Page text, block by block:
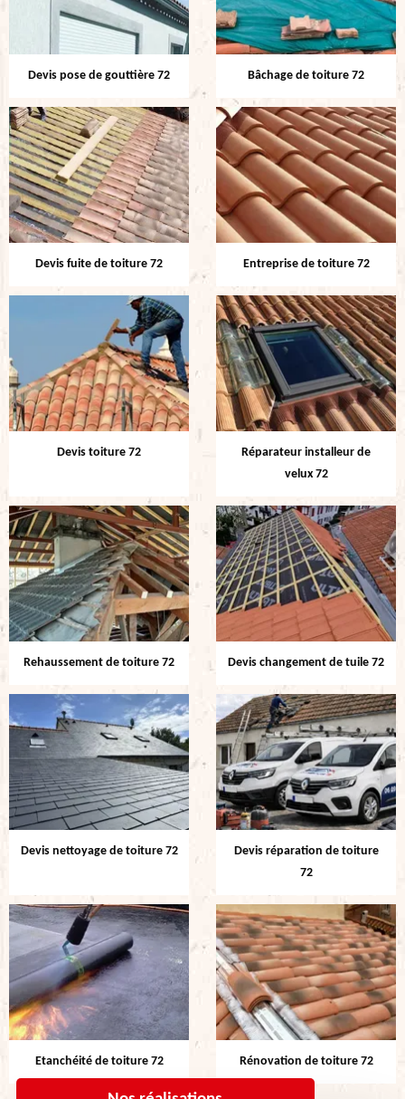
Devis pose de gouttière 72 Bâchage de toiture 72
Devis fuite de toiture 72 Entreprise de toiture 72
Devis toiture 72
Réparateur installeur de
velux 72
Rehaussement de toiture 72 Devis changement de tuile 72
Devis nettoyage de toiture 72
Devis réparation de toiture
72
Etanchéité de toiture 72 Rénovation de toiture 72